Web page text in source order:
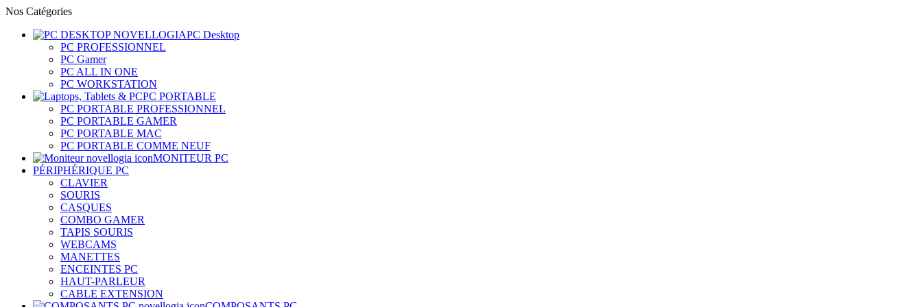
Nos Catégories
PC Desktop
PC PROFESSIONNEL
PC Gamer
PC ALL IN ONE
PC WORKSTATION
PC PORTABLE
PC PORTABLE PROFESSIONNEL
PC PORTABLE GAMER
PC PORTABLE MAC
PC PORTABLE COMME NEUF
MONITEUR PC
PÉRIPHÉRIQUE PC
CLAVIER
SOURIS
CASQUES
COMBO GAMER
TAPIS SOURIS
WEBCAMS
MANETTES
ENCEINTES PC
HAUT-PARLEUR
CABLE EXTENSION